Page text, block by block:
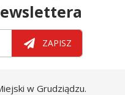
ZAPISZ
w Grudziądzu.